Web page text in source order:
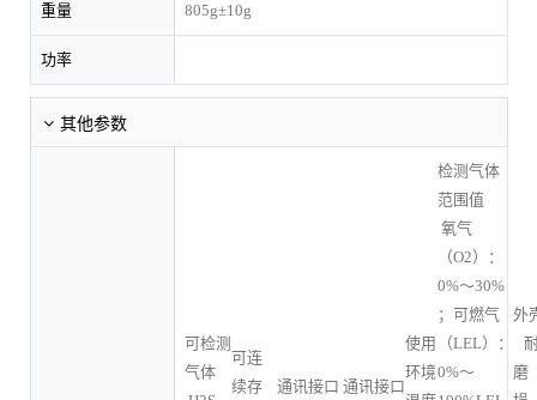
重量 805g±10g
功率
其他参数
可检测
气体
可连
续存
通讯接口 通讯接口
使用
环境
检测气体
范围值
氧气
（O2）：
0%～30%
；可燃气
（LEL）：
0%～
外
磨